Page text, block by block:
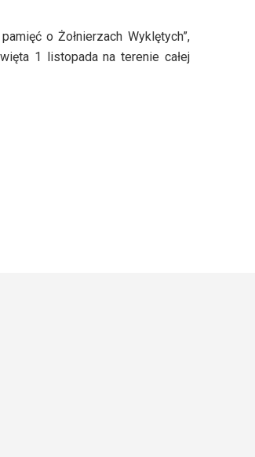
o Żołnierzach Wyklętych”,
1 listopada na terenie całej